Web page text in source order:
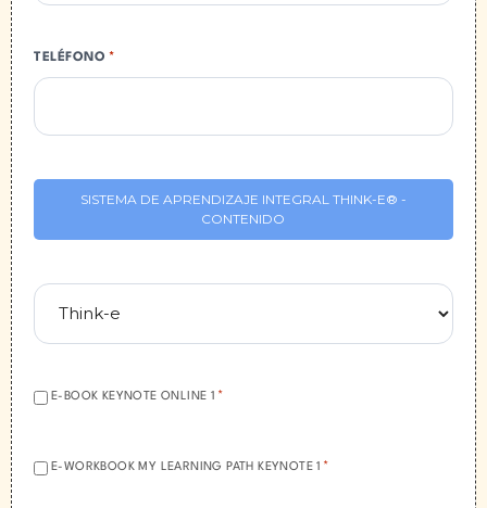
TELÉFONO *
SISTEMA DE APRENDIZAJE INTEGRAL THINK-E® -
CONTENIDO
ACEPTACIÓN:
E-BOOK KEYNOTE ONLINE 1 *
ACEPTACIÓN:
E-WORKBOOK MY LEARNING PATH KEYNOTE 1 *